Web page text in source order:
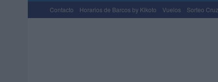
Contacto Horarios de Barcos by Kikoto Vuelos Sorteo